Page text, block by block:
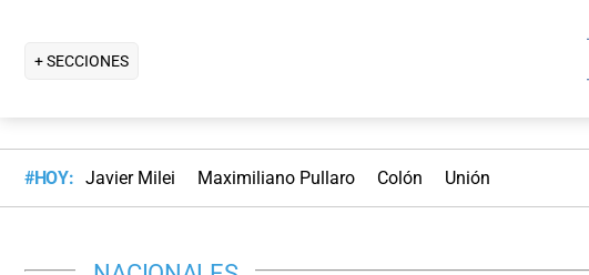
+ SECCIONES
#HOY: Javier Milei Maximiliano Pullaro Colón Unión